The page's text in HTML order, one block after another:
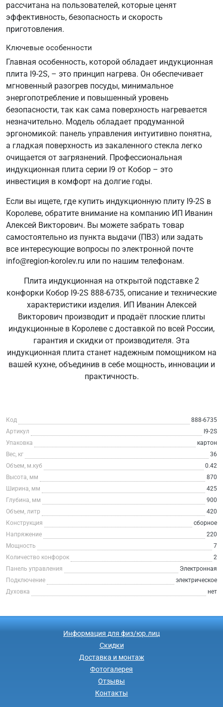
рассчитана на пользователей, которые ценят
эффективность, безопасность и скорость
приготовления.
Ключевые особенности
Главная особенность, которой обладает индукционная
плита I9-2S, – это принцип нагрева. Он обеспечивает
мгновенный разогрев посуды, минимальное
энергопотребление и повышенный уровень
безопасности, так как сама поверхность нагревается
незначительно. Модель обладает продуманной
эргономикой: панель управления интуитивно понятна,
а гладкая поверхность из закаленного стекла легко
очищается от загрязнений. Профессиональная
индукционная плита серии I9 от Кобор – это
инвестиция в комфорт на долгие годы.
Если вы ищете, где купить индукционную плиту I9-2S в
Королеве, обратите внимание на компанию ИП Иванин
Алексей Викторович. Вы можете забрать товар
самостоятельно из пункта выдачи (ПВЗ) или задать
все интересующие вопросы по электронной почте
info@region-korolev.ru или по нашим телефонам.
Плита индукционная на открытой подставке 2
конфорки Кобор I9-2S 888-6735, описание и технические
характеристики изделия. ИП Иванин Алексей
Викторович производит и продаёт плоские плиты
индукционные в Королеве с доставкой по всей России,
гарантия и скидки от производителя. Эта
индукционная плита станет надежным помощником на
вашей кухне, объединив в себе мощность, инновации и
практичность.
Код
888-6735
Артикул
I9-2S
Упаковка
картон
Вес, кг
36
Объем, м.куб
0.42
Высота, мм
870
Ширина, мм
425
Глубина, мм
900
Объем, литр
420
Конструкция
сборное
Напряжение
220
Мощность
7
Количество конфорок
2
Панель управления
Электронная
Подключение
электрическое
Духовка
нет
Информация для физ/юр.лиц
Скидки
Доставка и монтаж
Фотогалерея
Отзывы
Контакты